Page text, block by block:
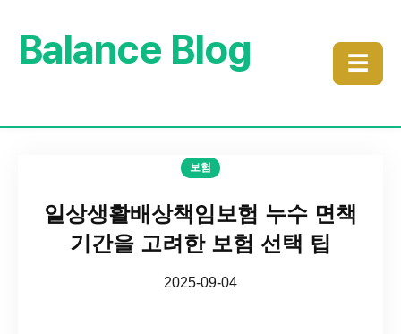
Balance Blog ☰
보험
일상생활배상책임보험 누수 면책
기간을 고려한 보험 선택 팁
2025-09-04